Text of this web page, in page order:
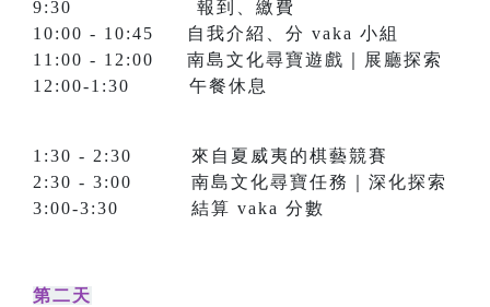
9:30 報到、繳費
10:00 - 10:45 自我介紹、分 vaka 小組
11:00 - 12:00 南島文化尋寶遊戲｜展廳探索
12:00-1:30 午餐休息
1:30 - 2:30 來自夏威夷的棋藝競賽
2:30 - 3:00 南島文化尋寶任務｜深化探索
3:00-3:30 結算 vaka 分數
第二天